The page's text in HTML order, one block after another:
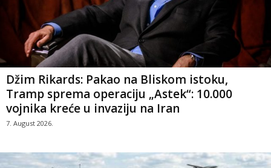
Džim Rikards: Pakao na Bliskom istoku,
Tramp sprema operaciju „Astek“: 10.000
vojnika kreće u invaziju na Iran
7. August 2026.